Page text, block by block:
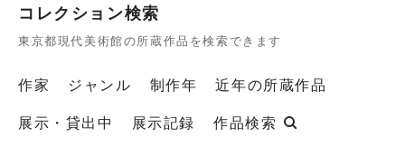
コレクション検索
東京都現代美術館の所蔵作品を検索できます
作家 ジャンル 制作年
近年の所蔵作品
展示・貸出中
展示記録 作品検索